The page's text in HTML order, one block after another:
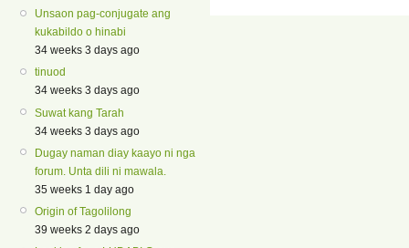
Unsaon pag-conjugate ang
kukabildo o hinabi
34 weeks 3 days ago
tinuod
34 weeks 3 days ago
Suwat kang Tarah
34 weeks 3 days ago
Dugay naman diay kaayo ni nga
forum. Unta dili ni mawala.
35 weeks 1 day ago
Origin of Tagolilong
39 weeks 2 days ago